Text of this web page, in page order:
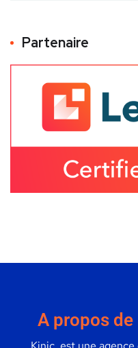
Partenaire
A propos de